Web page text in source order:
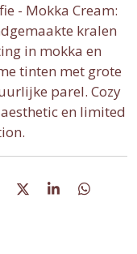
- Mokka Cream:
kralen
in mokka en
tinten met grote
parel. Cozy
en limited
D
S
D